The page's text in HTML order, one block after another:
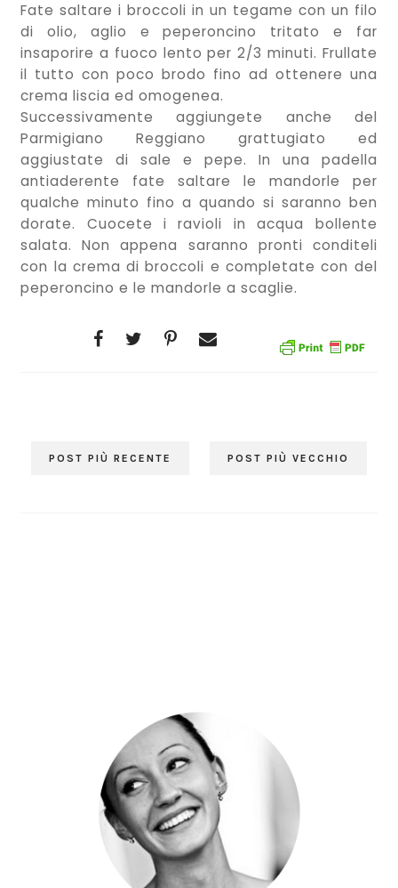
Fate saltare i broccoli in un tegame con un filo
di olio, aglio e peperoncino tritato e far
insaporire a fuoco lento per 2/3 minuti. Frullate
il tutto con poco brodo fino ad ottenere una
crema liscia ed omogenea.
Successivamente aggiungete anche del
Parmigiano Reggiano grattugiato ed
aggiustate di sale e pepe. In una padella
antiaderente fate saltare le mandorle per
qualche minuto fino a quando si saranno ben
dorate. Cuocete i ravioli in acqua bollente
salata. Non appena saranno pronti conditeli
con la crema di broccoli e completate con del
peperoncino e le mandorle a scaglie.
POST PIÙ RECENTE POST PIÙ VECCHIO